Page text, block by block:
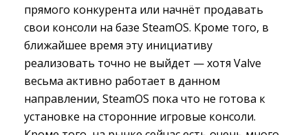
прямого конкурента или начнёт продавать
свои консоли на базе SteamOS. Кроме того, в
ближайшее время эту инициативу
реализовать точно не выйдет — хотя Valve
весьма активно работает в данном
направлении, SteamOS пока что не готова к
установке на сторонние игровые консоли.